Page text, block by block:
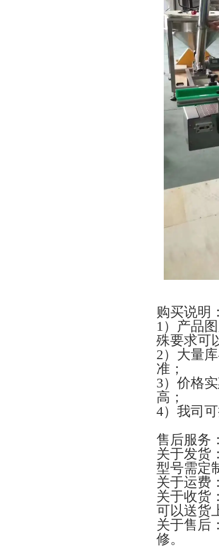
购买说明
1）产品
殊要求可
2）大量
准；
3）价格
高；
4）我司
售后服务
关于发货
型号需定
关于运费
关于收货
可以送货
关于售后
修。